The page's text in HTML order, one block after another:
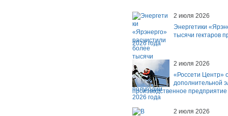
2 июля 2026
Энергетики
тысячи гектаров
2026 года
2 июля 2026
«Россети Центр»
дополнительной
производственное
2 июля 2026